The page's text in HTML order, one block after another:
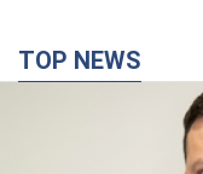
TOP NEWS